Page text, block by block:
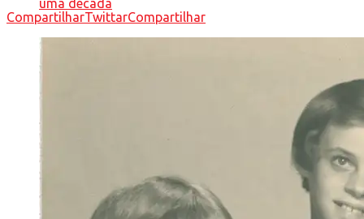
Matrículas em creches avançam 11% em quase
CompartilharTwittarCompartilhar